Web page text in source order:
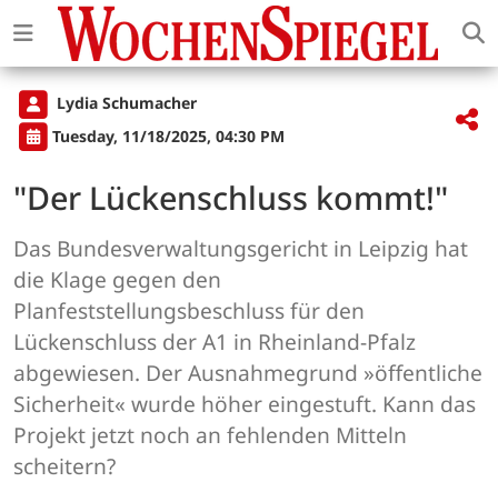
Lydia Schumacher
Tuesday, 11/18/2025, 04:30 PM
"Der Lückenschluss kommt!"
Das Bundesverwaltungsgericht in Leipzig hat
die Klage gegen den
Planfeststellungsbeschluss für den
Lückenschluss der A1 in Rheinland-Pfalz
abgewiesen. Der Ausnahmegrund »öffentliche
Sicherheit« wurde höher eingestuft. Kann das
Projekt jetzt noch an fehlenden Mitteln
scheitern?